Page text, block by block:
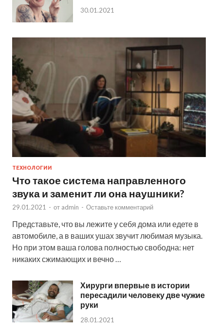
30.01.2021
ТЕХНОЛОГИИ
Что такое система направленного
звука и заменит ли она наушники?
29.01.2021 - от admin - Оставьте комментарий
Представьте, что вы лежите у себя дома или едете в
автомобиле, а в ваших ушах звучит любимая музыка.
Но при этом ваша голова полностью свободна: нет
никаких сжимающих и вечно …
Хирурги впервые в истории
пересадили человеку две чужие
руки
28.01.2021